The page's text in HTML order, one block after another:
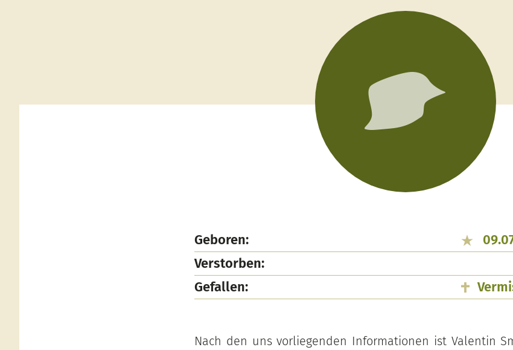
Geboren:
Verstorben:
Gefallen:
Nach den uns vorliegenden Informationen ist Valentin